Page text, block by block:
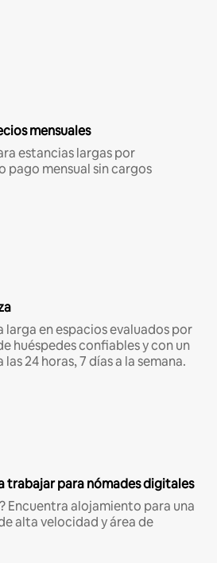
mensuales
estancias largas por
pago mensual sin cargos
larga en espacios evaluados por
huéspedes confiables y con un
24 horas, 7 días a la semana.
trabajar para nómades digitales
Encuentra alojamiento para una
alta velocidad y área de